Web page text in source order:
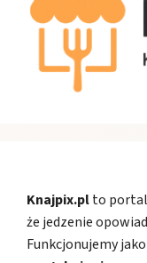
Knajpix.plto
że jedzenie
Funkcjonujemy